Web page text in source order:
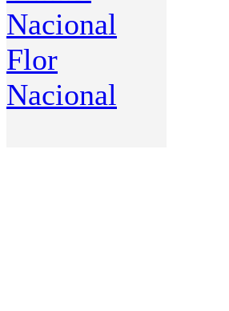
Nacional
Flor
Nacional